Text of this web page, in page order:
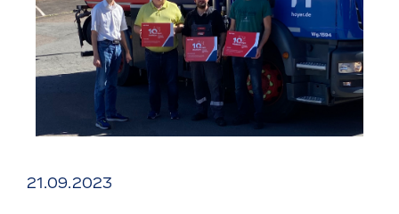
21.09.2023